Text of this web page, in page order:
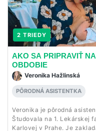
2 TRIEDY
AKO SA PRIPRAVIŤ
OBDOBIE
Veronika Hažlinská
PÔRODNÁ ASISTENTKA
Veronika je pôrodná
Študovala na 1. Lekárskej
Karlovej v Prahe. Je